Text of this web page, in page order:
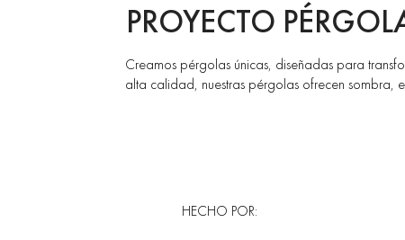
HECHO POR:
PROYECTO
Creamos pérgolas únicas, diseñadas para
alta calidad, nuestras pérgolas ofrecen sombra,